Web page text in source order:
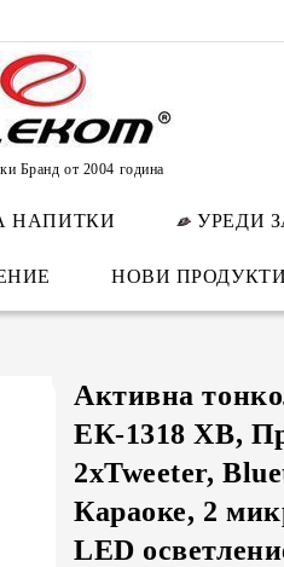
Бранд от 2004 година
НАПИТКИ УРЕДИ
НОВИ ПРОДУКТИ
Активна
ЕК-1318 ХВ,
2xTweeter,
Караоке, 2
LED